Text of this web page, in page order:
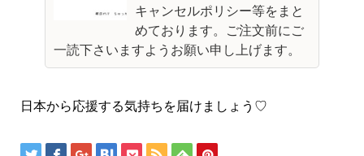
キャンセルポリシー等をまと
めております。ご注文前にご
一読下さいますようお願い申し上げます。
日本から応援する気持ちを届けましょう♡